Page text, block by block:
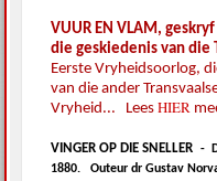
VUUR EN VLAM,
die geskiedenis van die
Eerste Vryheidsoorlog,
van die ander
Vryheid... Lees HIER
VINGER OP DIE SNELLER -
1880.Outeur dr Gustav